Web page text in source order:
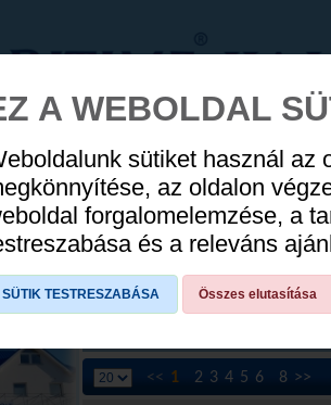
AUGUSZTUS
TERMÉKEK WEBÁRUHÁZ HÍREK
termékekben
cikkekben
összes szóra szóra, szótöredék
Fenderek-bóják»Fenderek
<< 1 2 3 4 5 6 8 >>
A WEBOLDAL
sütiket használ az
az oldalon
forgalomelemzése, a
és a releváns
SÜTIK TESTRESZABÁSA Összes elutasítása